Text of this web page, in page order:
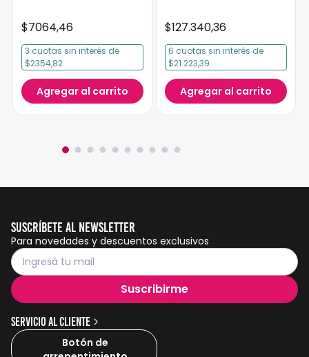
$7064,46
3 cuotas sin interés de
$2354,82
Agregar al carrito
$127.340,36
6 cuotas sin interés de
$21.223,39
Agregar al carrito
Suscríbete al Newsletter
Para novedades y descuentos exclusivos
Suscribirme
Servicio al cliente
Botón de